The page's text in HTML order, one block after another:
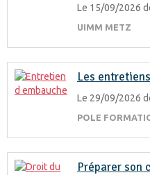
Le 15/09/2026
UIMM METZ
Les
Le 29/09/2026
POLE
Préparer son